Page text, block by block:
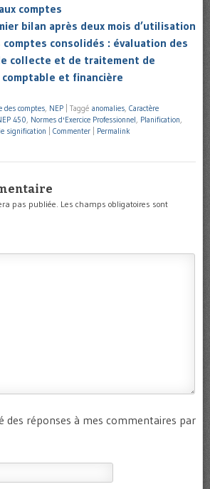
comptes
bilan après deux mois d’utilisation
consolidés : évaluation des
collecte et de traitement de
et financière
des comptes, NEP Taggé anomalies, Caractère
450, Normes d'Exercice Professionnel, Planification,
signification Commenter Permalink
pas publiée. Les champs obligatoires sont
des réponses à mes commentaires par